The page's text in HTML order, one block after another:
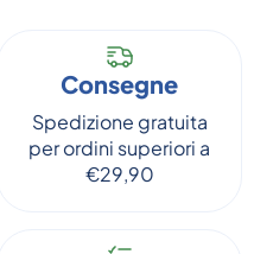
Consegne
Spedizione gratuita
per ordini superiori a
€29,90